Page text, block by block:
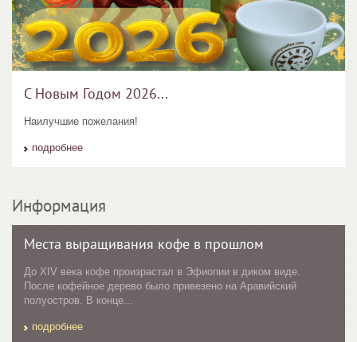
С Новым Годом 2026...
Наилучшие пожелания!
подробнее
Информация
Места выращивания кофе в прошлом
До XIV века кофе произрастал в Эфиопии в диком виде.
После кофейное дерево было привезено на Аравийский
полуостров. В конце...
подробнее